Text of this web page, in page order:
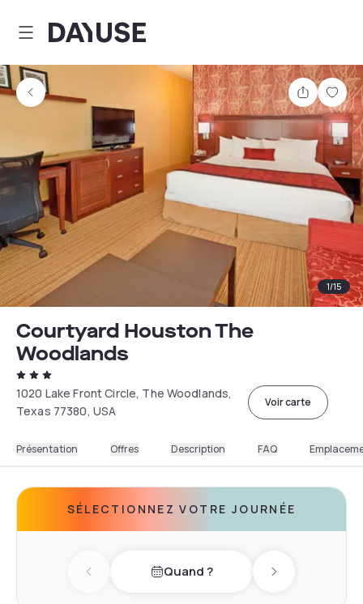
Dayuse
Partager
1/15
Courtyard Houston The
Woodlands
1020 Lake Front Circle, The Woodlands,
Texas 77380, USA
Voir carte
Présentation Offres Description FAQ
SÉLECTIONNEZ VOTRE JOURNÉE
Previous dayQuand ? Next day